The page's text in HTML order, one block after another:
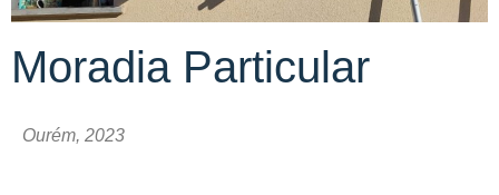
Moradia Particular
Ourém, 2023